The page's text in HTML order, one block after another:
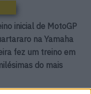
inicial de MotoGP
na Yamaha
fez um treino em
do mais